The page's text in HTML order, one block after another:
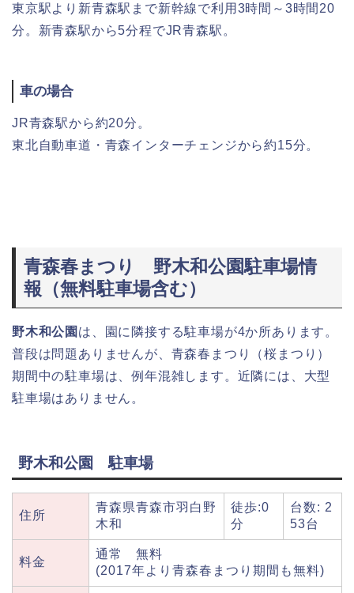
東京駅より新青森駅まで新幹線で利用3時間～3時間20
分。新青森駅から5分程でJR青森駅。
車の場合
JR青森駅から約20分。
東北自動車道・青森インターチェンジから約15分。
青森春まつり 野木和公園駐車場情
報（無料駐車場含む）
野木和公園 は、園に隣接する駐車場が4か所あります。
普段は問題ありませんが、青森春まつり（桜まつり）
期間中の駐車場は、例年混雑します。近隣には、大型
駐車場はありません。
野木和公園 駐車場
住所
青森県青森市羽白野
木和
徒歩:0
分
台数: 2
53台
料金
通常 無料
(2017年より青森春まつり期間も無料)